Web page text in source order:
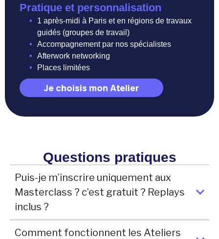
Pratique et personnalisation
•
1 après-midi à Paris et en régions de travaux
guidés (groupes de travail)
•
Accompagnement par nos spécialistes
•
Afterwork networking
•
Places limitées
Je choisis mon Atelier
Questions pratiques
Puis-je m’inscrire uniquement aux
Masterclass ? c’est gratuit ? Replays
inclus ?
Comment fonctionnent les Ateliers